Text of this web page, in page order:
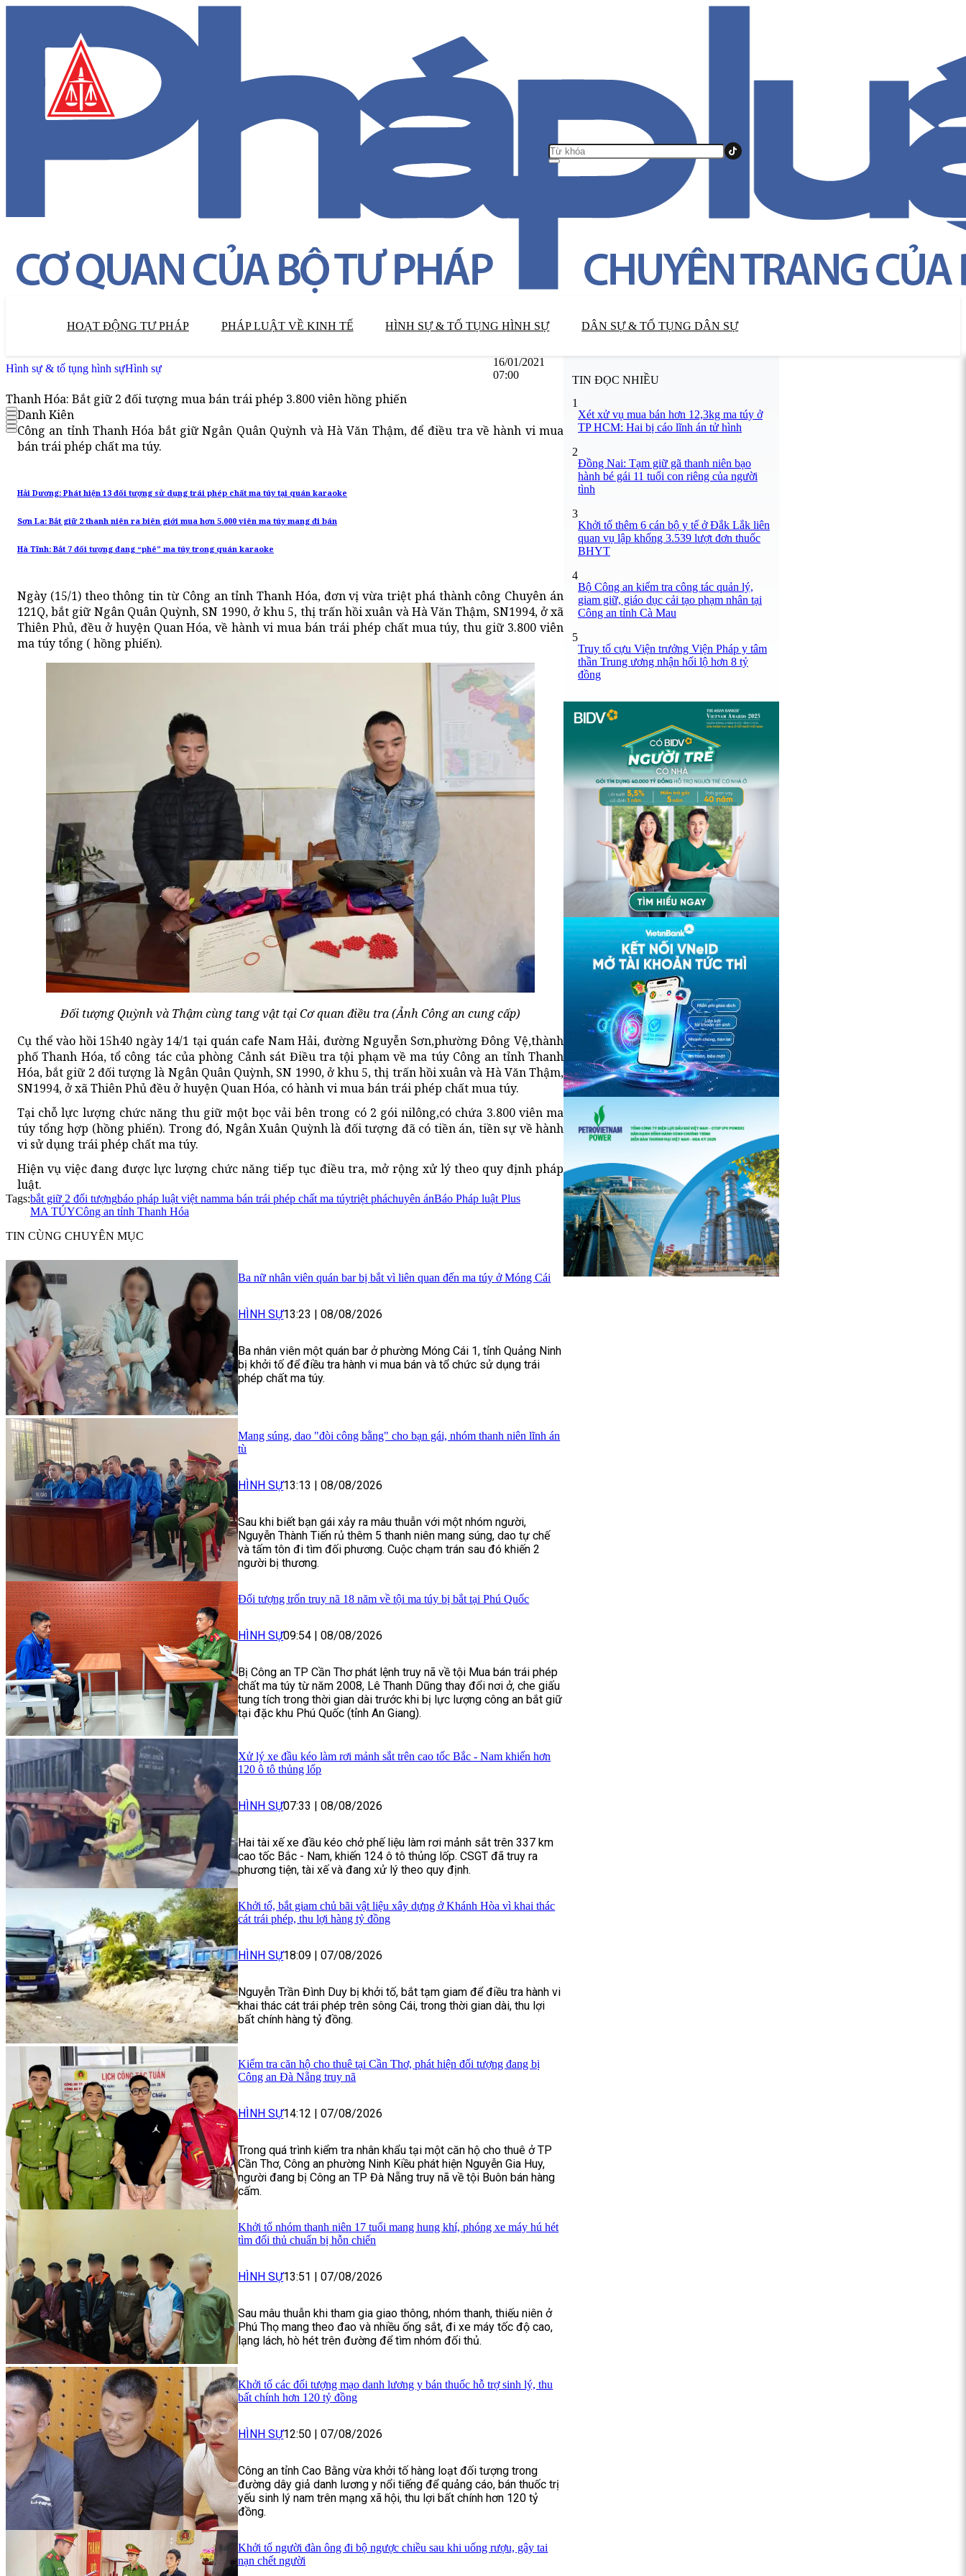
HOẠT ĐỘNG TƯ PHÁP PHÁP LUẬT VỀ KINH TẾ HÌNH SỰ & TỐ TỤNG HÌNH SỰ DÂN SỰ & TỐ TỤNG DÂN SỰ
Hình sự & tố tụng hình sựHình sự
16/01/2021
07:00
Thanh Hóa: Bắt giữ 2 đối tượng mua bán trái phép 3.800 viên hồng phiến
Danh Kiên
Công an tỉnh Thanh Hóa bắt giữ Ngân Quân Quỳnh và Hà Văn Thậm, để điều tra về hành vi mua
bán trái phép chất ma túy.
Hải Dương: Phát hiện 13 đối tượng sử dụng trái phép chất ma túy tại quán karaoke
Sơn La: Bắt giữ 2 thanh niên ra biên giới mua hơn 5.000 viên ma túy mang đi bán
Hà Tĩnh: Bắt 7 đối tượng đang “phê” ma túy trong quán karaoke
Ngày (15/1) theo thông tin từ Công an tỉnh Thanh Hóa, đơn vị vừa triệt phá thành công Chuyên án
121Q, bắt giữ Ngân Quân Quỳnh, SN 1990, ở khu 5, thị trấn hồi xuân và Hà Văn Thậm, SN1994, ở xã
Thiên Phủ, đều ở huyện Quan Hóa, về hành vi mua bán trái phép chất mua túy, thu giữ 3.800 viên
ma túy tổng ( hồng phiến).
Đối tượng Quỳnh và Thậm cùng tang vật tại Cơ quan điều tra (Ảnh Công an cung cấp)
Cụ thể vào hồi 15h40 ngày 14/1 tại quán cafe Nam Hải, đường Nguyễn Sơn,phường Đông Vệ,thành
phố Thanh Hóa, tổ công tác của phòng Cảnh sát Điều tra tội phạm về ma túy Công an tỉnh Thanh
Hóa, bắt giữ 2 đối tượng là Ngân Quân Quỳnh, SN 1990, ở khu 5, thị trấn hồi xuân và Hà Văn Thậm,
SN1994, ở xã Thiên Phủ đều ở huyện Quan Hóa, có hành vi mua bán trái phép chất mua túy.
Tại chỗ lực lượng chức năng thu giữ một bọc vải bên trong có 2 gói nilông,có chứa 3.800 viên ma
túy tổng hợp (hồng phiến). Trong đó, Ngân Xuân Quỳnh là đối tượng đã có tiền án, tiền sự về hành
vi sử dụng trái phép chất ma túy.
Hiện vụ việc đang được lực lượng chức năng tiếp tục điều tra, mở rộng xử lý theo quy định pháp
luật.
Tags:bắt giữ 2 đối tượngbáo pháp luật việt namma bán trái phép chất ma túytriệt pháchuyên ánBáo Pháp luật Plus
MA TÚYCông an tỉnh Thanh Hóa
TIN CÙNG CHUYÊN MỤC
Ba nữ nhân viên quán bar bị bắt vì liên quan đến ma túy ở Móng Cái
HÌNH SỰ13:23 08/08/2026
Ba nhân viên một quán bar ở phường Móng Cái 1, tỉnh Quảng Ninh
bị khởi tố để điều tra hành vi mua bán và tổ chức sử dụng trái
phép chất ma túy.
Mang súng, dao "đòi công bằng" cho bạn gái, nhóm thanh niên lĩnh án
tù
HÌNH SỰ13:13 | 08/08/2026
Sau khi biết bạn gái xảy ra mâu thuẫn với một nhóm người,
Nguyễn Thành Tiến rủ thêm 5 thanh niên mang súng, dao tự chế
và tấm tôn đi tìm đối phương. Cuộc chạm trán sau đó khiến 2
người bị thương.
Đối tượng trốn truy nã 18 năm về tội ma túy bị bắt tại Phú Quốc
HÌNH SỰ09:54 | 08/08/2026
Bị Công an TP Cần Thơ phát lệnh truy nã về tội Mua bán trái phép
chất ma túy từ năm 2008, Lê Thanh Dũng thay đổi nơi ở, che giấu
tung tích trong thời gian dài trước khi bị lực lượng công an bắt giữ
tại đặc khu Phú Quốc (tỉnh An Giang).
Xử lý xe đầu kéo làm rơi mảnh sắt trên cao tốc Bắc - Nam khiến hơn
120 ô tô thủng lốp
HÌNH SỰ07:33 08/08/2026
Hai tài xế xe đầu kéo chở phế liệu làm rơi mảnh sắt trên 337 km
cao tốc Bắc - Nam, khiến 124 ô tô thủng lốp. CSGT đã truy ra
phương tiện, tài xế và đang xử lý theo quy định.
Khởi tố, bắt giam chủ bãi vật liệu xây dựng ở Khánh Hòa vì khai thác
cát trái phép, thu lợi hàng tỷ đồng
HÌNH SỰ18:09 07/08/2026
Nguyễn Trần Đình Duy bị khởi tố, bắt tạm giam để điều tra hành vi
khai thác cát trái phép trên sông Cái, trong thời gian dài, thu lợi
bất chính hàng tỷ đồng.
Kiểm tra căn hộ cho thuê tại Cần Thơ, phát hiện đối tượng đang bị
Công an Đà Nẵng truy nã
HÌNH SỰ14:12 | 07/08/2026
Trong quá trình kiểm tra nhân khẩu tại một căn hộ cho thuê ở TP
Cần Thơ, Công an phường Ninh Kiều phát hiện Nguyễn Gia Huy,
người đang bị Công an TP Đà Nẵng truy nã về tội Buôn bán hàng
cấm.
Khởi tố nhóm thanh niên 17 tuổi mang hung khí, phóng xe máy hú hét
tìm đối thủ chuẩn bị hỗn chiến
HÌNH SỰ13:51 | 07/08/2026
Sau mâu thuẫn khi tham gia giao thông, nhóm thanh, thiếu niên ở
Phú Thọ mang theo đao và nhiều ống sắt, đi xe máy tốc độ cao,
lạng lách, hò hét trên đường để tìm nhóm đối thủ.
Khởi tố các đối tượng mạo danh lương y bán thuốc hỗ trợ sinh lý, thu
bất chính hơn 120 tỷ đồng
HÌNH SỰ12:50 07/08/2026
Công an tỉnh Cao Bằng vừa khởi tố hàng loạt đối tượng trong
đường dây giả danh lương y nổi tiếng để quảng cáo, bán thuốc trị
yếu sinh lý nam trên mạng xã hội, thu lợi bất chính hơn 120 tỷ
đồng.
Khởi tố người đàn ông đi bộ ngược chiều sau khi uống rượu, gây tai
nạn chết người
TIN ĐỌC NHIỀU
1
Xét xử vụ mua bán hơn 12,3kg ma túy ở
TP HCM: Hai bị cáo lĩnh án tử hình
2
Đồng Nai: Tạm giữ gã thanh niên bạo
hành bé gái 11 tuổi con riêng của người
tình
3
Khởi tố thêm 6 cán bộ y tế ở Đắk Lắk liên
quan vụ lập khống 3.539 lượt đơn thuốc
BHYT
4
Bộ Công an kiểm tra công tác quản lý,
giam giữ, giáo dục cải tạo phạm nhân tại
Công an tỉnh Cà Mau
5
Truy tố cựu Viện trưởng Viện Pháp y tâm
thần Trung ương nhận hối lộ hơn 8 tỷ
đồng